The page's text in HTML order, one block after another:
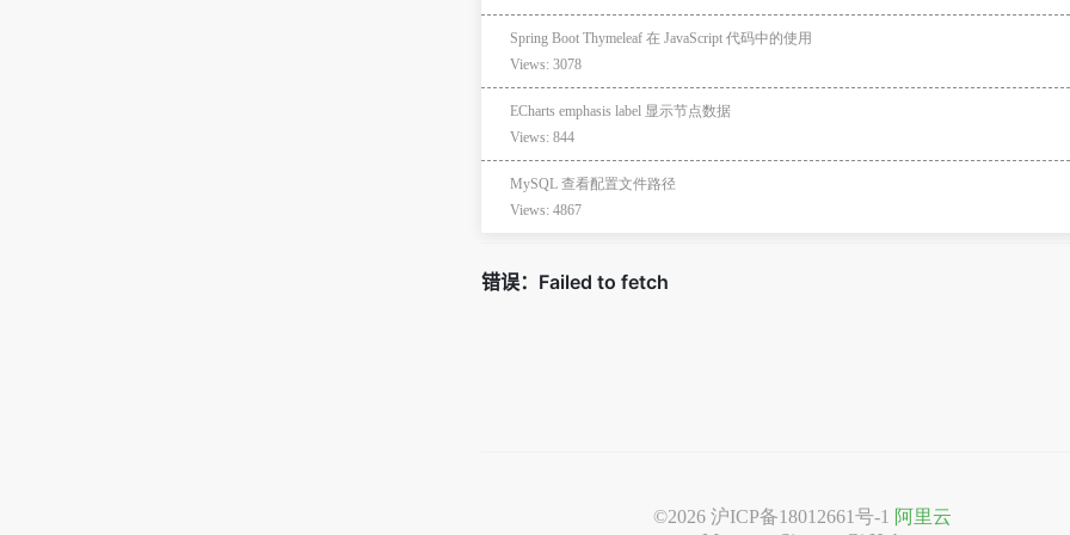
Spring Boot Thymeleaf 在 JavaScript 代码中的使用
Views: 3078
ECharts emphasis label 显示节点数据
Views: 844
MySQL 查看配置文件路径
Views: 4867
©2026 沪ICP备18012661号-1 阿里云